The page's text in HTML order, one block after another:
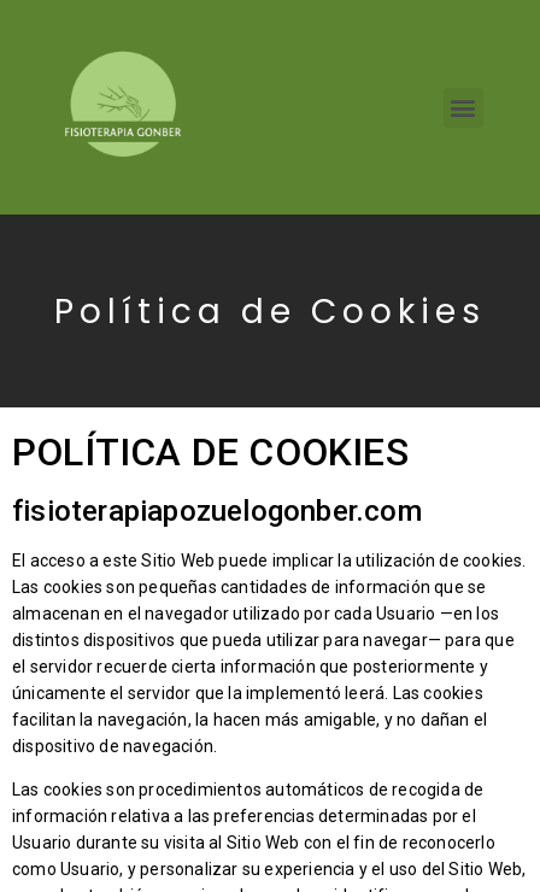
Política de Cookies
POLÍTICA DE COOKIES
fisioterapiapozuelogonber.com
El acceso a este Sitio Web puede implicar la utilización de cookies.
Las cookies son pequeñas cantidades de información que se
almacenan en el navegador utilizado por cada Usuario —en los
distintos dispositivos que pueda utilizar para navegar— para que
el servidor recuerde cierta información que posteriormente y
únicamente el servidor que la implementó leerá. Las cookies
facilitan la navegación, la hacen más amigable, y no dañan el
dispositivo de navegación.
Las cookies son procedimientos automáticos de recogida de
información relativa a las preferencias determinadas por el
Usuario durante su visita al Sitio Web con el fin de reconocerlo
como Usuario, y personalizar su experiencia y el uso del Sitio Web,